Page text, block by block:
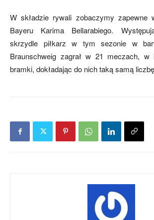
W składzie rywali zobaczymy zapewne
Bayeru Karima Bellarabiego.
skrzydle piłkarz w tym sezonie w
Braunschweig zagrał w 21 meczach, w
bramki, dokładając do nich taką samą